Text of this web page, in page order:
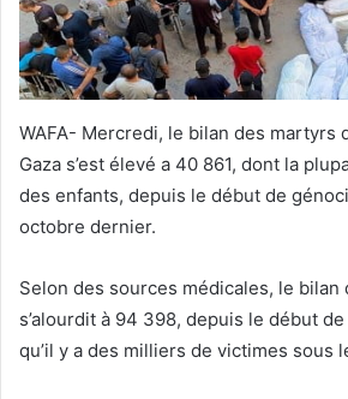
WAFA- Mercredi, le bilan des martyrs
Gaza s’est élevé a 40 861, dont la
des enfants, depuis le début de
octobre dernier.
Selon des sources médicales, le bilan
s’alourdit à 94 398, depuis le début de
qu’il y a des milliers de victimes sous